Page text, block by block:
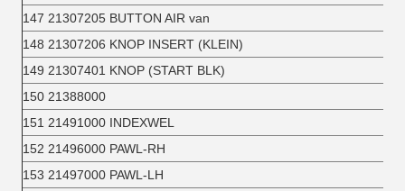
147 21307205 BUTTON AIR van
148 21307206 KNOP INSERT (KLEIN)
149 21307401 KNOP (START BLK)
150 21388000
151 21491000 INDEXWEL
152 21496000 PAWL-RH
153 21497000 PAWL-LH